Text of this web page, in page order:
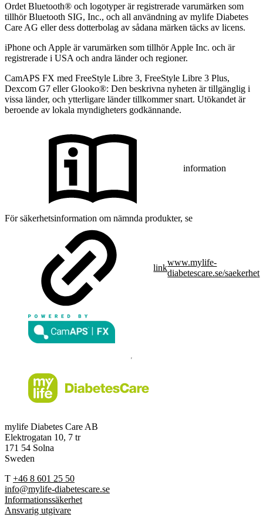
Ordet Bluetooth® och logotyper är registrerade varumärken som
tillhör Bluetooth SIG, Inc., och all användning av mylife Diabetes
Care AG eller dess dotterbolag av sådana märken täcks av licens.
iPhone och Apple är varumärken som tillhör Apple Inc. och är
registrerade i USA och andra länder och regioner.
CamAPS FX med FreeStyle Libre 3, FreeStyle Libre 3 Plus,
Dexcom G7 eller Glooko®: Den beskrivna nyheten är tillgänglig i
vissa länder, och ytterligare länder tillkommer snart. Utökandet är
beroende av lokala myndigheters godkännande.
information
För säkerhetsinformation om nämnda produkter, se
link
www.mylife-
diabetescare.se/saekerhet
mylife Diabetes Care AB
Elektrogatan 10, 7 tr
171 54 Solna
Sweden
T +46 8 601 25 50
info@mylife-diabetescare.se
Informationssäkerhet
Ansvarig utgivare